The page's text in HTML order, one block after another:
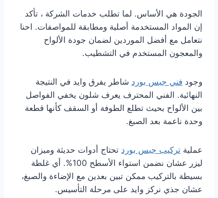
الجودة هي الأساس. لما تطلب خدمات الشركة ، تأكد
إن المواد المستخدمة أصلية ومطابقة للمواصفات. احنا
نتعامل مع أفضل الموردين لضمان جودة الألواح
والمعجون المستخدم في التشطيب.
وجود فني جبس بورد شاطر يفرق وايد في النتيجة
النهائية. الفني المحترف يعرف شلون يخفي الفواصل
بين الألواح بحيث تطلع الطوفة أو السقف كأنها قطعة
وحدة ناعمة بعد الصبغ.
عملية تركيب جبس بورد تحتاج أدوات حديثة وميزان
ليزر عشان نضمن استواء الأسطح 100%. أي غلطة
بسيطة بالتركيب ممكن تبين بعدين مع الإضاءة والصبغ،
عشان جذي نركز وايد على مرحلة التأسيس.